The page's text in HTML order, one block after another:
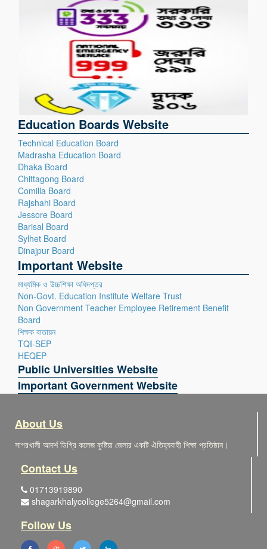
Education Boards Website
Technical Education Board
Madrasha Education Board
Dhaka Board
Chittagong Board
Comilla Board
Rajshahi Board
Jessore Board
Barisal Board
Sylhet Board
Dinajpur Board
Important Website
মাধ্যমিক ও উচ্চশিক্ষা অধিদপ্তর
Non-Govt. Education Institute Welfare Trust
Non Government Teacher Employee Retirement Benefit
Board
শিক্ষক বাতায়ন
TQI-SEP
HEQEP
Public Universities Website
Important Government Website
About Us
সাগরখালী আদর্শ ডিগ্রি কলেজ কুষ্টিয়া জেলার একটি ঐতিহ্যবাহী শিক্ষা প্রতিষ্ঠান।
Contact Us
01713919890
shagarkhalycollege5264@gmail.com
Follow Us